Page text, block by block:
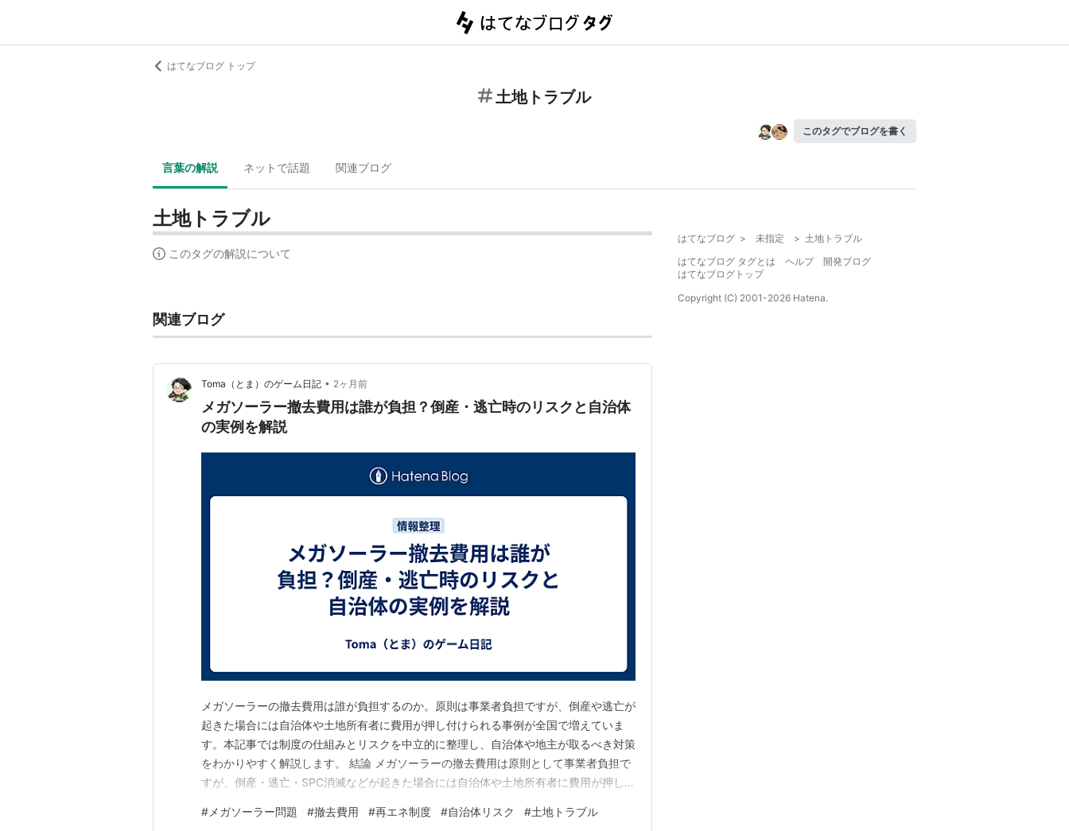
はてなブログ トップ
土地トラブル
このタグでブログを書く
言葉の解説 ネットで話題 関連ブログ
土地トラブル
このタグの解説について
関連ブログ
Toma（とま）のゲーム日記 • 2ヶ月前
メガソーラー撤去費用は誰が負担？倒産・逃亡時のリスクと自治体
の実例を解説
メガソーラーの撤去費用は誰が負担するのか。原則は事業者負担ですが、倒産や逃亡が
起きた場合には自治体や土地所有者に費用が押し付けられる事例が全国で増えていま
す。本記事では制度の仕組みとリスクを中立的に整理し、自治体や地主が取るべき対策
をわかりやすく解説します。 結論 メガソーラーの撤去費用は原則として事業者負担で
すが、倒産・逃亡・SPC消滅などが起きた場合には自治体や土地所有者に費用が押し付
問題が発生しています。 この記事でわかること メガソーラー撤去費用の原則（FIT制
# メガソーラー問題 #撤去費用 #再エネ制度 #自治体リスク #土地トラブル
はてなブログ > 未指定 > 土地トラブル
はてなブログ タグとは
ヘルプ
開発ブログ
はてなブログトップ
Copyright (C) 2001-2026 Hatena.